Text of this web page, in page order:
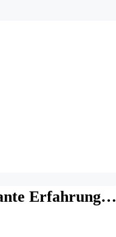
Erfahrung…